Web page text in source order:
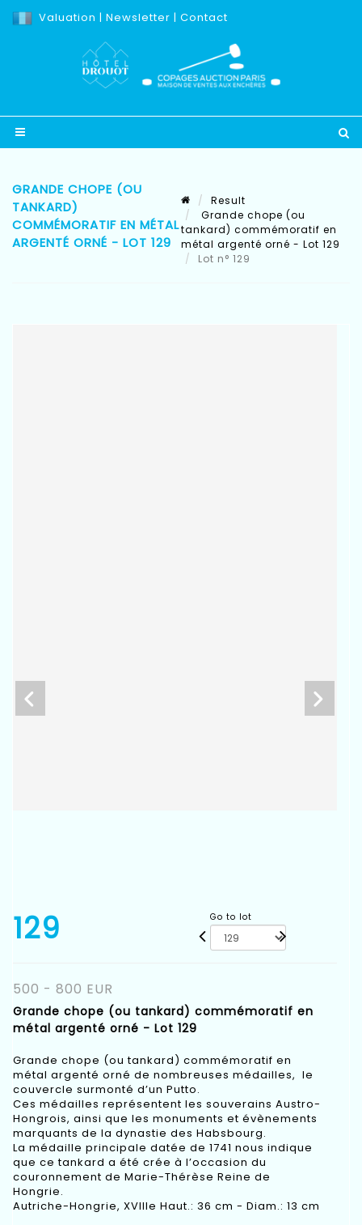
Valuation | Newsletter | Contact
GRANDE CHOPE (OU
TANKARD)
COMMÉMORATIF EN MÉTAL
ARGENTÉ ORNÉ - LOT 129
Result
Grande chope (ou
tankard) commémoratif en
métal argenté orné - Lot 129
Lot n° 129
129 Go to lot
500 - 800 EUR
Grande chope (ou tankard) commémoratif en
métal argenté orné - Lot 129
Grande chope (ou tankard) commémoratif en
métal argenté orné de nombreuses médailles, le
couvercle surmonté d’un Putto.
Ces médailles représentent les souverains Austro-
Hongrois, ainsi que les monuments et évènements
marquants de la dynastie des Habsbourg.
La médaille principale datée de 1741 nous indique
que ce tankard a été crée à l’occasion du
couronnement de Marie-Thérèse Reine de
Hongrie.
Autriche-Hongrie, XVIIIe Haut.: 36 cm - Diam.: 13 cm